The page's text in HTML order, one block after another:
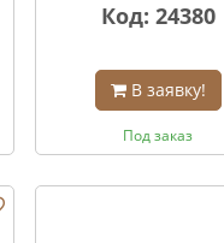
Код: 24380
В заявку!
Под заказ